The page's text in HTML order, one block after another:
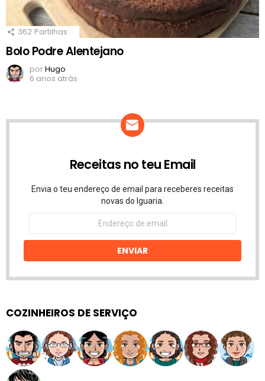
362 Partilhas
Bolo Podre Alentejano
porHugo
6 anos atrás
Receitas no teu Email
Envia o teu endereço de email para receberes receitas
novas do Iguaria.
Endereço
email
ENVIAR
COZINHEIROS DE SERVIÇO